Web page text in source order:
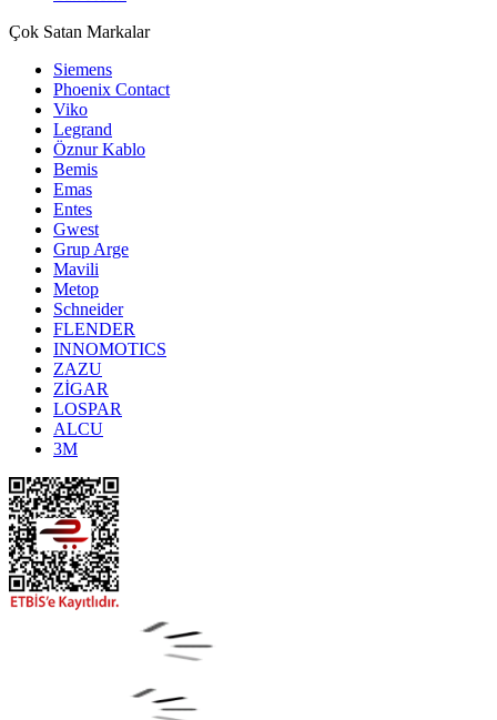
Çok Satan Markalar
Siemens
Phoenix Contact
Viko
Legrand
Öznur Kablo
Bemis
Emas
Entes
Gwest
Grup Arge
Mavili
Metop
Schneider
FLENDER
INNOMOTICS
ZAZU
ZİGAR
LOSPAR
ALCU
3M